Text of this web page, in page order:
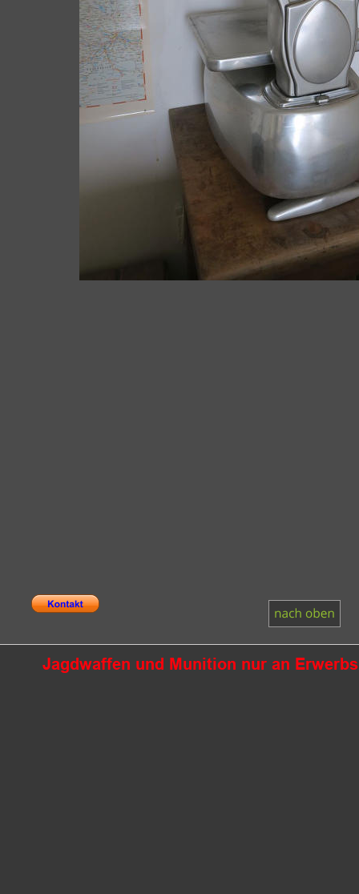
Jagdwaffen und Munition nur an